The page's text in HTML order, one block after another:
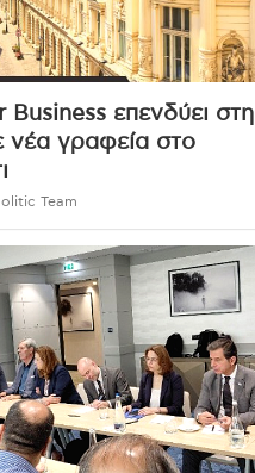
επενδύει στη
νέα γραφεία στο
Team